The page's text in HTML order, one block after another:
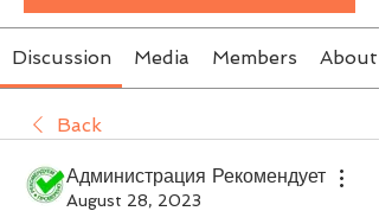
Discussion Media Members About
Back
Администрация Рекомендует
August 28, 2023